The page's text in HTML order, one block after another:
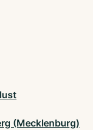
(Mecklenburg)